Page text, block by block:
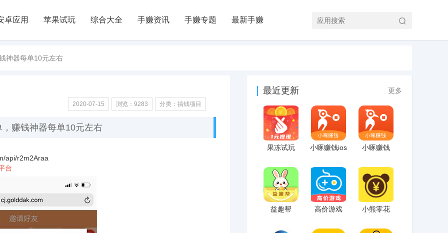
卓应用 苹果试玩 综合大全 手赚资讯 手赚专题 最新手赚
神器每单10元左右
2020-07-15 浏览：9283 分类：搞钱项目
赚钱神器每单10元左右
api/r2m2Araa
台
最近更新 更多
果冻试玩 小啄赚钱ios 小啄赚钱
益趣帮 高价游戏 小熊零花